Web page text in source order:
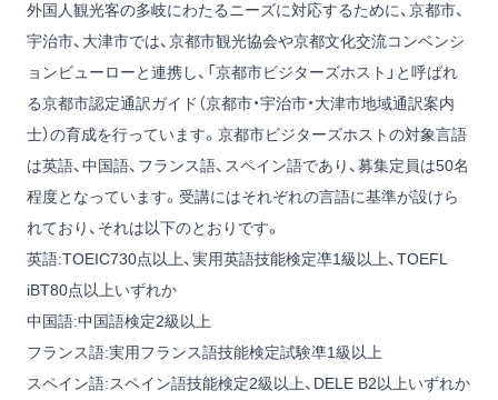
外国人観光客の多岐にわたるニーズに対応するために、京都市、
宇治市、大津市では、京都市観光協会や京都文化交流コンベンシ
ョンビューローと連携し、「京都市ビジターズホスト」と呼ばれ
る京都市認定通訳ガイド（京都市・宇治市・大津市地域通訳案内
士）の育成を行っています。京都市ビジターズホストの対象言語
は英語、中国語、フランス語、スペイン語であり、募集定員は50名
程度となっています。受講にはそれぞれの言語に基準が設けら
れており、それは以下のとおりです。
英語:TOEIC730点以上、実用英語技能検定凖1級以上、TOEFL
iBT80点以上いずれか
中国語:中国語検定2級以上
フランス語:実用フランス語技能検定試験凖1級以上
スペイン語:スペイン語技能検定2級以上、DELE B2以上いずれか